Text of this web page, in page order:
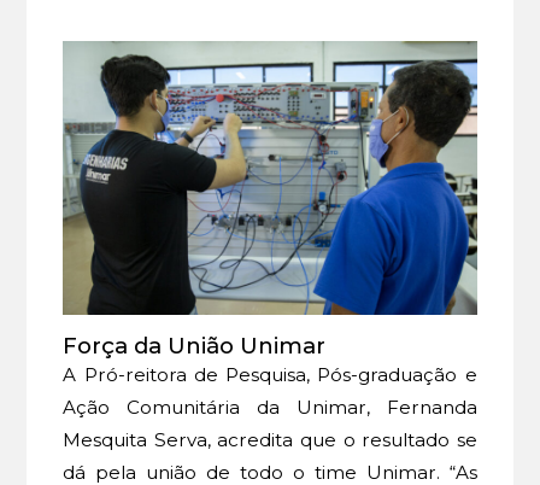
Força da União Unimar
A Pró-reitora de Pesquisa, Pós-graduação e
Ação Comunitária da Unimar, Fernanda
Mesquita Serva, acredita que o resultado se
dá pela união de todo o time Unimar. “As